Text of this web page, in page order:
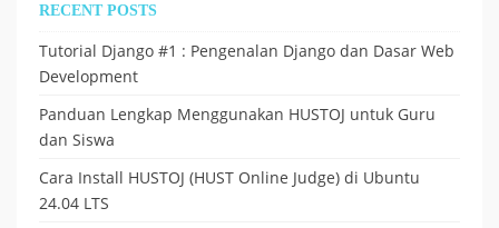
RECENT POSTS
Tutorial Django #1 : Pengenalan Django dan Dasar Web
Development
Panduan Lengkap Menggunakan HUSTOJ untuk Guru
dan Siswa
Cara Install HUSTOJ (HUST Online Judge) di Ubuntu
24.04 LTS